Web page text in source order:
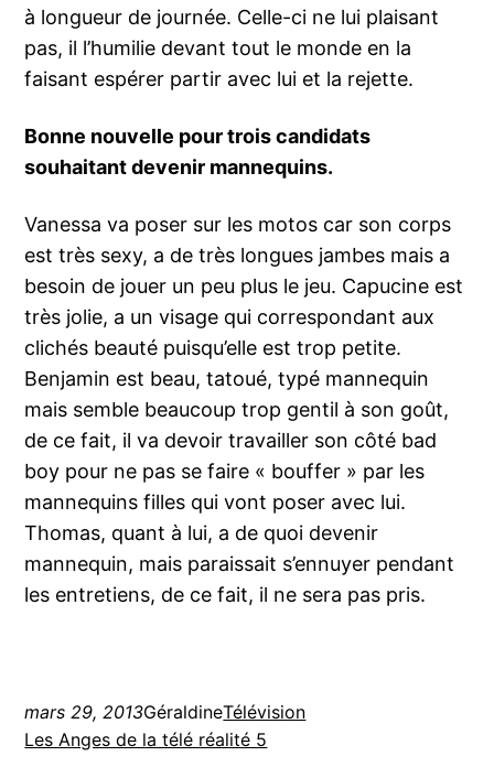
à longueur de journée. Celle-ci ne lui plaisant
pas, il l’humilie devant tout le monde en la
faisant espérer partir avec lui et la rejette.
Bonne nouvelle pour trois candidats
souhaitant devenir mannequins.
Vanessa va poser sur les motos car son corps
est très sexy, a de très longues jambes mais a
besoin de jouer un peu plus le jeu. Capucine est
très jolie, a un visage qui correspondant aux
clichés beauté puisqu’elle est trop petite.
Benjamin est beau, tatoué, typé mannequin
mais semble beaucoup trop gentil à son goût,
de ce fait, il va devoir travailler son côté bad
boy pour ne pas se faire « bouffer » par les
mannequins filles qui vont poser avec lui.
Thomas, quant à lui, a de quoi devenir
mannequin, mais paraissait s’ennuyer pendant
les entretiens, de ce fait, il ne sera pas pris.
mars 29, 2013GéraldineTélévision
Les Anges de la télé réalité 5